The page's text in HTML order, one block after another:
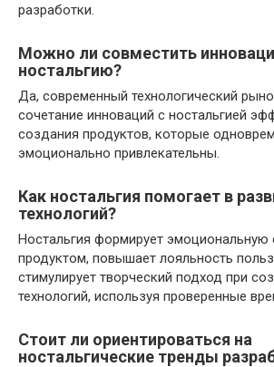
разработки.
Можно ли совместить
ностальгию?
Да, современный технологический
сочетание инноваций с ностальгией
создания продуктов, которые
эмоционально привлекательны.
Как ностальгия помогает в
технологий?
Ностальгия формирует эмоциональную
продуктом, повышает лояльность
стимулирует творческий подход при
технологий, используя проверенные
Стоит ли ориентироваться на
ностальгические тренды